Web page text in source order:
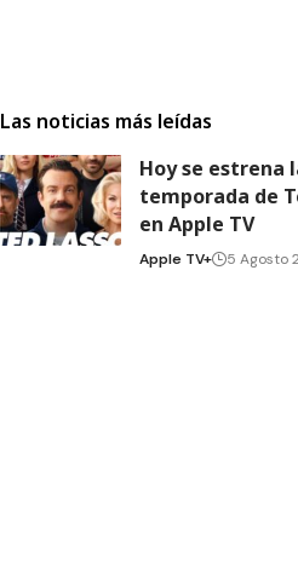
Las noticias más leídas
Hoy se estrena
temporada de
en Apple TV
Apple TV+ 5 Agosto